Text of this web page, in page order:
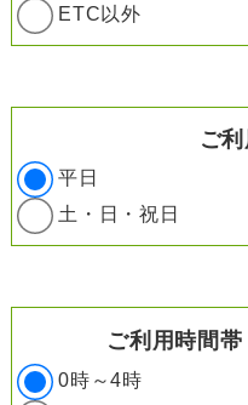
ETC以外
ご
平日
土・日・祝日
ご利用時間帯
0時～4時